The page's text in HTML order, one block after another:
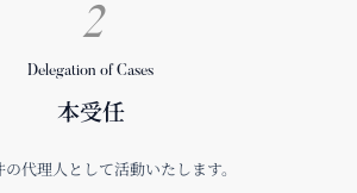
2
Delegation of Cases
本受任
代理人として活動いたします。